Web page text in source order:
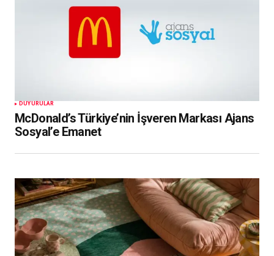
DUYURULAR
McDonald’s Türkiye’nin İşveren Markası Ajans
Sosyal’e Emanet